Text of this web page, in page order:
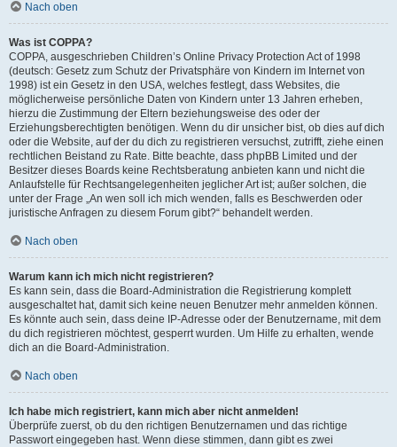
Nach oben
Was ist COPPA?
COPPA, ausgeschrieben Children’s Online Privacy Protection Act of 1998
(deutsch: Gesetz zum Schutz der Privatsphäre von Kindern im Internet von
1998) ist ein Gesetz in den USA, welches festlegt, dass Websites, die
möglicherweise persönliche Daten von Kindern unter 13 Jahren erheben,
hierzu die Zustimmung der Eltern beziehungsweise des oder der
Erziehungsberechtigten benötigen. Wenn du dir unsicher bist, ob dies auf dich
oder die Website, auf der du dich zu registrieren versuchst, zutrifft, ziehe einen
rechtlichen Beistand zu Rate. Bitte beachte, dass phpBB Limited und der
Besitzer dieses Boards keine Rechtsberatung anbieten kann und nicht die
Anlaufstelle für Rechtsangelegenheiten jeglicher Art ist; außer solchen, die
unter der Frage „An wen soll ich mich wenden, falls es Beschwerden oder
juristische Anfragen zu diesem Forum gibt?“ behandelt werden.
Nach oben
Warum kann ich mich nicht registrieren?
Es kann sein, dass die Board-Administration die Registrierung komplett
ausgeschaltet hat, damit sich keine neuen Benutzer mehr anmelden können.
Es könnte auch sein, dass deine IP-Adresse oder der Benutzername, mit dem
du dich registrieren möchtest, gesperrt wurden. Um Hilfe zu erhalten, wende
dich an die Board-Administration.
Nach oben
Ich habe mich registriert, kann mich aber nicht anmelden!
Überprüfe zuerst, ob du den richtigen Benutzernamen und das richtige
Passwort eingegeben hast. Wenn diese stimmen, dann gibt es zwei